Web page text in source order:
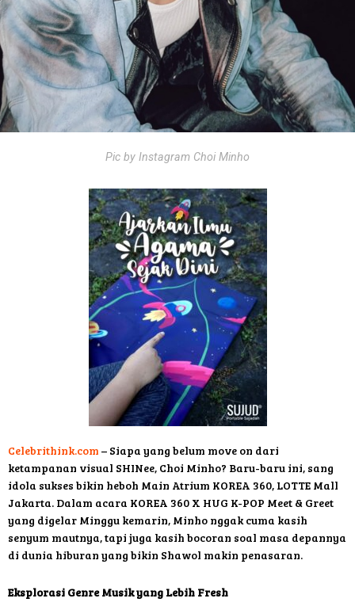
Pic by Instagram Choi Minho
Celebrithink.com – Siapa yang belum move on dari
ketampanan visual SHINee, Choi Minho? Baru-baru ini, sang
idola sukses bikin heboh Main Atrium KOREA 360, LOTTE Mall
Jakarta. Dalam acara KOREA 360 X HUG K-POP Meet & Greet
yang digelar Minggu kemarin, Minho nggak cuma kasih
senyum mautnya, tapi juga kasih bocoran soal masa depannya
di dunia hiburan yang bikin Shawol makin penasaran.
Eksplorasi Genre Musik yang Lebih Fresh